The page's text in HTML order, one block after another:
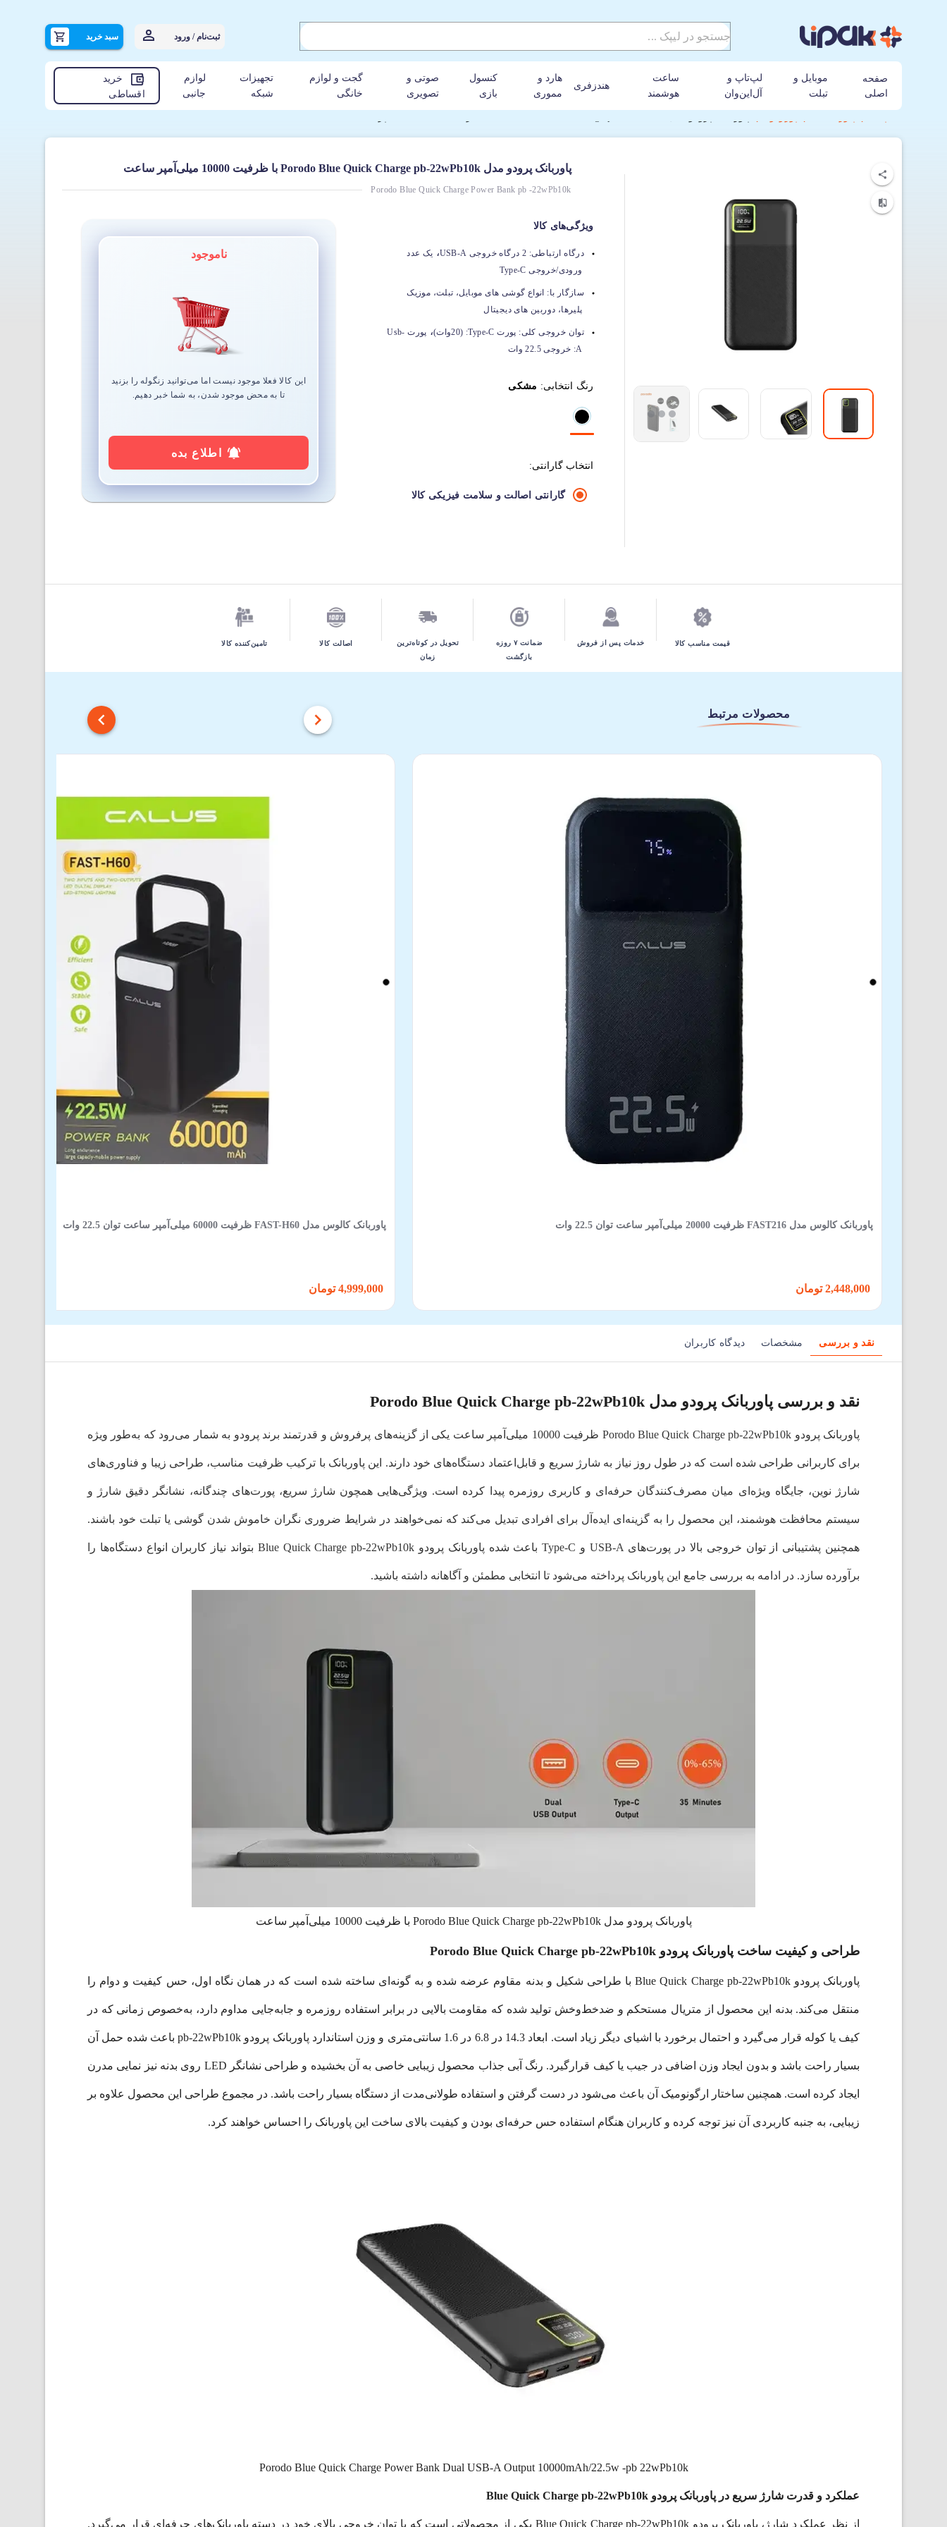
ثبت‌نام / ورود سبد خرید
صفحه
اصلی
موبایل و
تبلت
لپ‌تاپ و
آل‌این‌وان
ساعت
هوشمند
هندزفری
هارد و
مموری
کنسول
بازی
صوتی و
تصویری
گجت و لوازم
خانگی
تجهیزات
شبکه
لوازم
جانبی
خرید
اقساطی
پاوربانک پرودو مدل Porodo Blue Quick Charge pb-22wPb10k با ظرفیت 10000 میلی‌آمپر ساعت
Porodo Blue Quick Charge Power Bank pb -22wPb10k
ویژگی‌های کالا
درگاه ارتباطی: 2 درگاه خروجی USB-A ، یک عدد
ورودی/خروجی Type-C
سازگار با: انواع گوشی های موبایل، تبلت، موزیک
پلیرها، دوربین های دیجیتال
توان خروجی کلی: پورت Type-C: (20وات) ،
پورت Usb-
A: خروجی 22.5 وات
رنگ انتخابی: مشکی
انتخاب گارانتی:
گارانتی اصالت و سلامت فیزیکی کالا
ناموجود
این کالا فعلا موجود نیست اما می‌توانید زنگوله را بزنید
تا به محض موجود شدن، به شما خبر دهیم.
اطلاع بده
قیمت مناسب کالا خدمات پس از فروش
ضمانت ۷ روزه
بازگشت
تحویل در کوتاه‌ترین
زمان
اصالت کالا تامین‌کننده کالا
محصولات مرتبط
پاوربانک کالوس مدل FAST216 ظرفیت 20000 میلی‌آمپر ساعت توان 22.5 وات پاوربانک کالوس مدل FAST-H60 ظرفیت 60000 میلی‌آمپر ساعت توان 22.5 وات
نقد و بررسی مشخصات دیدگاه کاربران
نقد و بررسی پاوربانک پرودو مدل Porodo Blue Quick Charge pb-22wPb10k
پاوربانک پرودو Porodo Blue Quick Charge pb-22wPb10k ظرفیت 10000 میلی‌آمپر ساعت یکی از گزینه‌های پرفروش و قدرتمند برند پرودو به شمار می‌رود که به‌طور ویژه
برای کاربرانی طراحی شده است که در طول روز نیاز به شارژ سریع و قابل‌اعتماد دستگاه‌های خود دارند. این پاوربانک با ترکیب ظرفیت مناسب، طراحی زیبا و فناوری‌های
شارژ نوین، جایگاه ویژه‌ای میان مصرف‌کنندگان حرفه‌ای و کاربری روزمره پیدا کرده است. ویژگی‌هایی همچون شارژ سریع، پورت‌های چندگانه، نشانگر دقیق شارژ و
سیستم محافظت هوشمند، این محصول را به گزینه‌ای ایده‌آل برای افرادی تبدیل می‌کند که نمی‌خواهند در شرایط ضروری نگران خاموش شدن گوشی یا تبلت خود باشند.
همچنین پشتیبانی از توان خروجی بالا در پورت‌های USB-A و Type-C باعث شده پاوربانک پرودو Blue Quick Charge pb-22wPb10k بتواند نیاز کاربران انواع دستگاه‌ها را
برآورده سازد. در ادامه به بررسی جامع این پاوربانک پرداخته می‌شود تا انتخابی مطمئن و آگاهانه داشته باشید.
پاوربانک پرودو مدل Porodo Blue Quick Charge pb-22wPb10k با ظرفیت 10000 میلی‌آمپر ساعت
طراحی و کیفیت ساخت پاوربانک پرودو Porodo Blue Quick Charge pb-22wPb10k
پاوربانک پرودو Blue Quick Charge pb-22wPb10k با طراحی شکیل و بدنه مقاوم عرضه شده و به گونه‌ای ساخته شده است که در همان نگاه اول، حس کیفیت و دوام را
منتقل می‌کند. بدنه این محصول از متریال مستحکم و ضد‌خط‌وخش تولید شده که مقاومت بالایی در برابر استفاده روزمره و جابه‌جایی مداوم دارد، به‌خصوص زمانی که در
کیف یا کوله قرار می‌گیرد و احتمال برخورد با اشیای دیگر زیاد است. ابعاد 14.3 در 6.8 در 1.6 سانتی‌متری و وزن استاندارد پاوربانک پرودو pb-22wPb10k باعث شده حمل آن
بسیار راحت باشد و بدون ایجاد وزن اضافی در جیب یا کیف قرار‌گیرد. رنگ آبی جذاب محصول زیبایی خاصی به آن بخشیده و طراحی نشانگر LED روی بدنه نیز نمایی مدرن
ایجاد کرده است. همچنین ساختار ارگونومیک آن باعث می‌شود در دست گرفتن و استفاده طولانی‌مدت از دستگاه بسیار راحت باشد. در مجموع طراحی این محصول علاوه بر
زیبایی، به جنبه کاربردی آن نیز توجه کرده و کاربران هنگام استفاده حس حرفه‌ای بودن و کیفیت بالای ساخت این پاوربانک را احساس خواهند کرد.
Porodo Blue Quick Charge Power Bank Dual USB-A Output 10000mAh/22.5w -pb 22wPb10k
عملکرد و قدرت شارژ سریع در پاوربانک پرودو Blue Quick Charge pb-22wPb10k
از نظر عملکرد شارژ، پاوربانک پرودو Blue Quick Charge pb-22wPb10k یکی از محصولاتی است که با توان خروجی بالای خود در دسته پاوربانک‌های حرفه‌ای قرار می‌گیرد.